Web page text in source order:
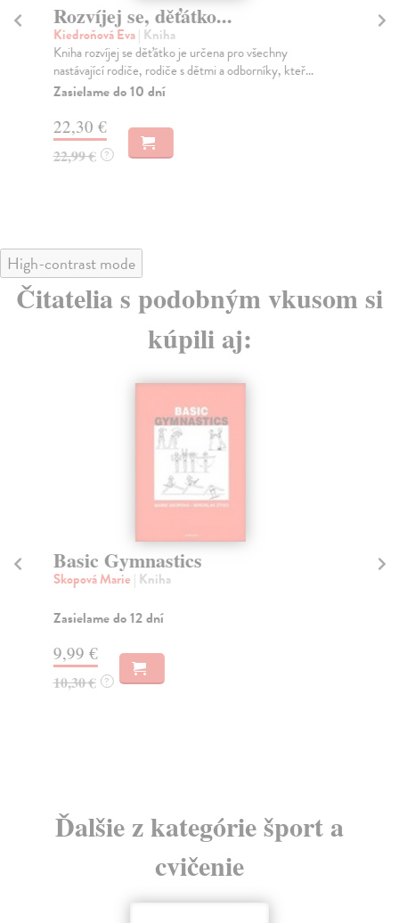
Rozvíjej se, děťátko...
Kiedroňová Eva| Kniha
Kniha rozvíjej se děťátko je určena pro všechny
nastávající rodiče, rodiče s dětmi a odborníky, kteř...
Zasielame do 10 dní
22,30 €
22,99 € ?
High-contrast mode
Čitatelia s podobným vkusom si
kúpili aj:
Basic Gymnastics
Skopová Marie | Kniha
Zasielame do 12 dní
9,99 €
10,30 € ?
Ďalšie z kategórie šport a
cvičenie